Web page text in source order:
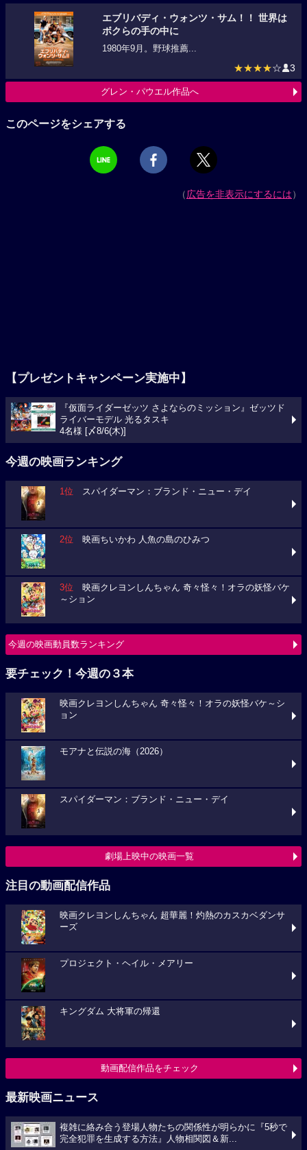
エブリバディ・ウォンツ・サム！！ 世界は
ボクらの手の中に
1980年9月。野球推薦...
★★★★☆ 3
グレン・パウエル作品へ
このページをシェアする
（広告を非表示にするには）
【プレゼントキャンペーン実施中】
『仮面ライダーゼッツ さよならのミッション』ゼッツド
ライバーモデル 光るタスキ
4名様 [〆8/6(木)]
今週の映画ランキング
1位 スパイダーマン：ブランド・ニュー・デイ
2位 映画ちいかわ 人魚の島のひみつ
3位 映画クレヨンしんちゃん 奇々怪々！オラの妖怪バケ
～ション
今週の映画動員数ランキング
要チェック！今週の３本
映画クレヨンしんちゃん 奇々怪々！オラの妖怪バケ～シ
ョン
モアナと伝説の海（2026）
スパイダーマン：ブランド・ニュー・デイ
劇場上映中の映画一覧
注目の動画配信作品
映画クレヨンしんちゃん 超華麗！灼熱のカスカベダンサ
ーズ
プロジェクト・ヘイル・メアリー
キングダム 大将軍の帰還
動画配信作品をチェック
最新映画ニュース
複雑に絡み合う登場人物たちの関係性が明らかに『5秒で
完全犯罪を生成する方法』人物相関図＆新...